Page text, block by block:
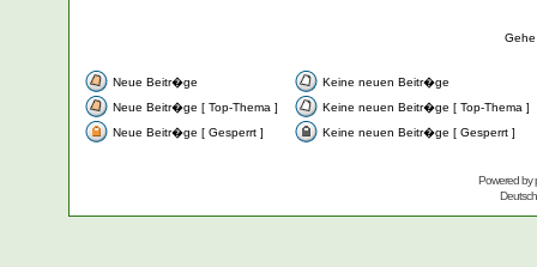
Neue Beitr�ge
Keine neuen Beitr�ge
Neue Beitr�ge [ Top-Thema ]
Keine neuen Beitr�ge [ Top-Thema ]
Neue Beitr�ge [ Gesperrt ]
Keine neuen Beitr�ge [ Gesperrt ]
Powered by